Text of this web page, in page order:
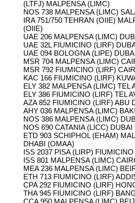
(LTFJ) MALPENSA (LIMC)
NOS 738 MALPENSA (LIMC)
IRA 751/750 TEHRAN (OIIE)
(OIIE)
UAE 206 MALPENSA (LIMC)
UAE 32L FIUMICINO (LIRF)
UAE 094 BOLOGNA (LIPE)
MSR 704 MALPENSA (LIMC)
MSR 792 FIUMICINO (LIRF)
KAC 166 FIUMICINO (LIRF)
ELY 382 MALPENSA (LIMC) TEL
ELY 386 FIUMICINO (LIRF) TEL
AZA 852 FIUMICINO (LIRF) ABU
AHY 036 MALPENSA (LIMC)
NOS 386 MALPENSA (LIMC)
NOS 690 CATANIA (LICC) DUBAI
ETD 903 SCHIPHOL (EHAM)
DHABI (OMAA)
ISS 2037 PISA (LIRP)
ISS 801 MALPENSA (LIMC)
MEA 236 MALPENSA (LIMC)
ETH 713 FIUMICINO (LIRF)
CPA 292 FIUMICINO (LIRF)
THA 945 FIUMICINO (LIRF)
CCA 950 MALPENSA (LIMC)